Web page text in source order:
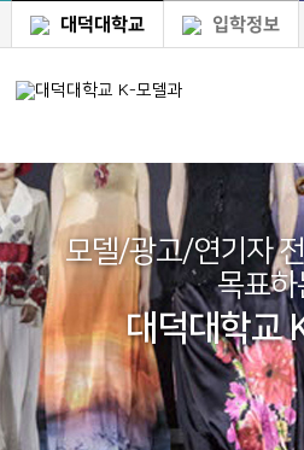
대덕대학교 입학정보
모델/광고/연기자
목표하
대덕대학교